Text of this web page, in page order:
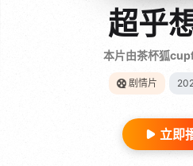
超乎
本片由茶杯狐
剧情片
立即